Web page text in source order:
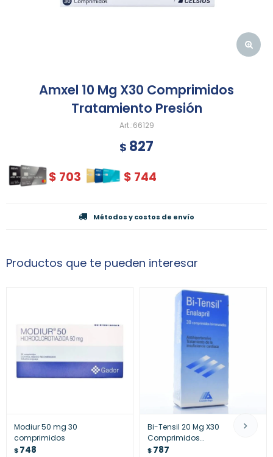
Amxel 10 Mg X30 Comprimidos
Tratamiento Presión
66129
$ 827
$ 703 $ 744
Métodos y costos de envío
Productos que te pueden interesar
Modiur 50 mg 30
comprimidos
$748
Bi-Tensil 20 Mg X30
Comprimidos
Antihipertensivo
$787